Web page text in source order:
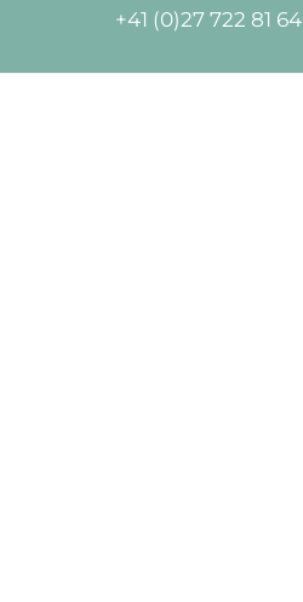
+41 (0)27 722 81 64